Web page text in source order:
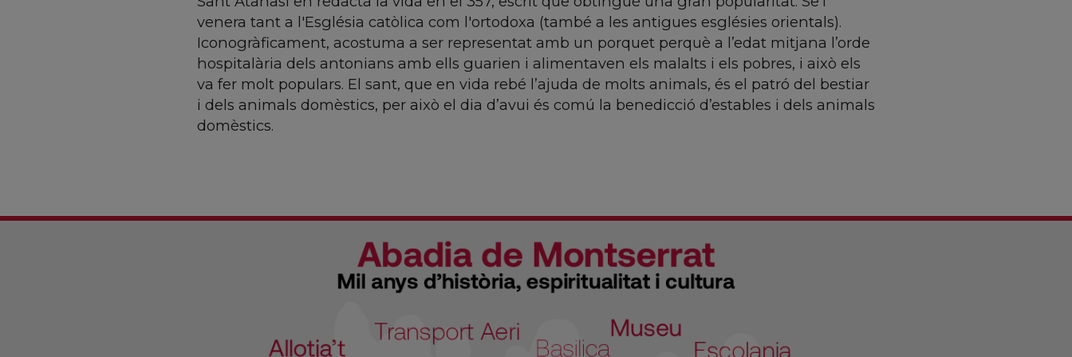
venera tant a l'Església catòlica com l'ortodoxa (també a les antigues esglésies orientals).
Iconogràficament, acostuma a ser representat amb un porquet perquè a l’edat mitjana l’orde
hospitalària dels antonians amb ells guarien i alimentaven els malalts i els pobres, i això els
va fer molt populars. El sant, que en vida rebé l’ajuda de molts animals, és el patró del bestiar
i dels animals domèstics, per això el dia d’avui és comú la benedicció d’estables i dels animals
domèstics.